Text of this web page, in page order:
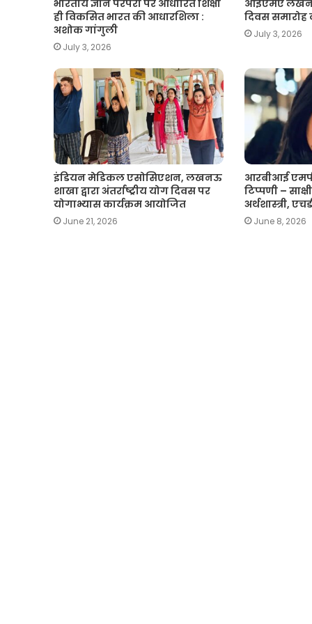
भारतीय ज्ञान परंपरा पर आधारित शिक्षा
ही विकसित भारत की आधारशिला :
अशोक गांगुली
July 3, 2026
आईएमए लखनऊ
दिवस
July 3, 2026
इंडियन मेडिकल एसोसिएशन, लखनऊ
शाखा द्वारा अंतर्राष्ट्रीय योग दिवस पर
योगाभ्यास कार्यक्रम आयोजित
June 21, 2026
आरबीआई
टिप्पणी –
अर्थशास्त्री,
June 8, 2026